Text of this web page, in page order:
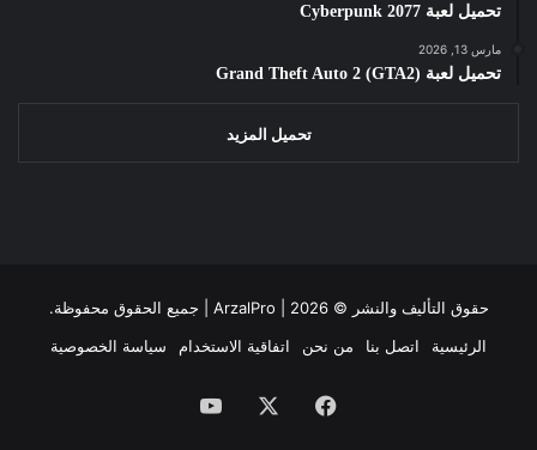
تحميل لعبة Cyberpunk 2077
مارس 13, 2026
تحميل لعبة Grand Theft Auto 2 (GTA2)
تحميل المزيد
حقوق التأليف والنشر © ArzalPro | 2026 | جميع الحقوق محفوظة.
الرئيسية
اتصل بنا من نحن اتفاقية الاستخدام سياسة الخصوصية
فيسبوك ‫YouTube